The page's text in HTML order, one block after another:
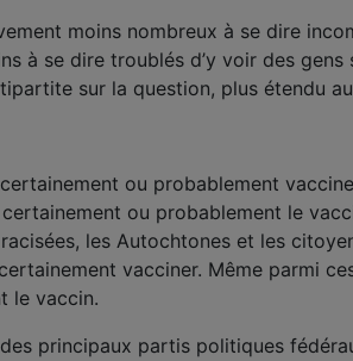
moins nombreux à se dire
à se dire troublés d’y voir des
sur la question, plus étendu
ou probablement
ou probablement le
les Autochtones et les
vacciner. Même parmi
le vaccin.
principaux partis politiques